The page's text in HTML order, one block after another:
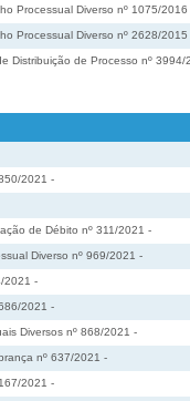
Processual Diverso nº 1075/2016
Processual Diverso nº 2628/2015
Distribuição de Processo nº 3994/
2021 -
de Débito nº 311/2021 -
Diverso nº 969/2021 -
2021 -
2021 -
Diversos nº 868/2021 -
nº 637/2021 -
2021 -